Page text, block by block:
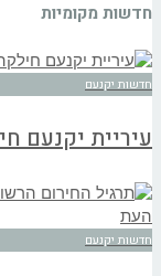
חדשות מקומיות
חדשות יקנעם
עיריית יקנעם
חדשות יקנעם